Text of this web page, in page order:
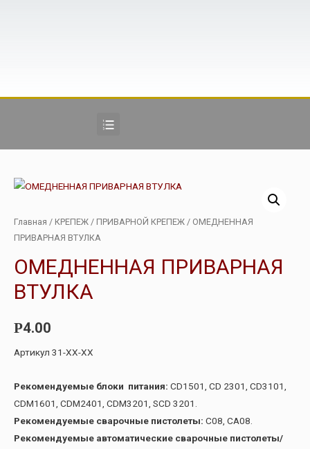
Главная / КРЕПЕЖ / ПРИВАРНОЙ КРЕПЕЖ / ОМЕДНЕННАЯ
ПРИВАРНАЯ ВТУЛКА
ОМЕДНЕННАЯ ПРИВАРНАЯ
ВТУЛКА
Р4.00
Артикул 31-ХХ-ХХ
Рекомендуемые блоки питания: CD1501, CD 2301, CD3101,
CDM1601, CDM2401, CDM3201, SCD 3201.
Рекомендуемые сварочные пистолеты: C08, CA08.
Рекомендуемые автоматические сварочные пистолеты/